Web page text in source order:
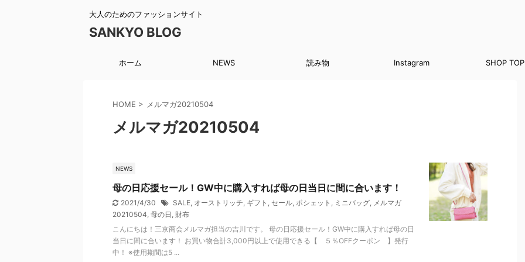
大人のためのファッションサイト
SANKYO BLOG
ホーム NEWS 読み物 Instagram SHOP TOP
HOME > メルマガ20210504
メルマガ20210504
NEWS
母の日応援セール！GW中に購入すれば母の日当日に間に合います！
2021/4/30 SALE, オーストリッチ, ギフト , セール, ポシェット , ミニバッグ, メルマガ
20210504, 母の日 , 財布
こんにちは！三京商会メルマガ担当の吉川です。 母の日応援セール！GW中に購入すれば母の日
当日に間に合います！ お買い物合計3,000円以上で使用できる【 ５％OFFクーポン 】発行
中！ ※使用期間は5 ...